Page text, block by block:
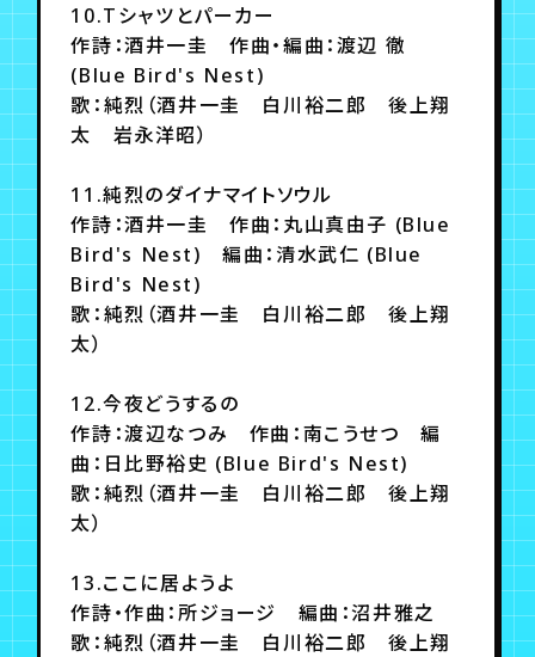
10.Tシャツとパーカー
作詩：酒井一圭 作曲・編曲：渡辺 徹
(Blue Bird's Nest)
歌：純烈（酒井一圭 白川裕二郎 後上翔
太 岩永洋昭）
11.純烈のダイナマイトソウル
作詩：酒井一圭 作曲：丸山真由子 (Blue
Bird's Nest) 編曲：清水武仁 (Blue
Bird's Nest)
歌：純烈（酒井一圭 白川裕二郎 後上翔
太）
12.今夜どうするの
作詩：渡辺なつみ 作曲：南こうせつ 編
曲：日比野裕史 (Blue Bird's Nest)
歌：純烈（酒井一圭 白川裕二郎 後上翔
太）
13.ここに居ようよ
作詩・作曲：所ジョージ 編曲：沼井雅之
歌：純烈（酒井一圭 白川裕二郎 後上翔